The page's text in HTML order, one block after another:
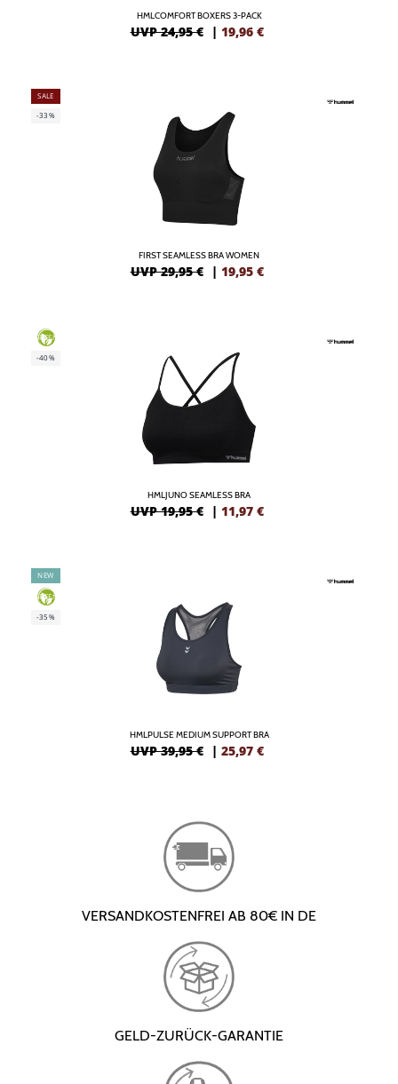
HMLCOMFORT BOXERS 3-PACK
UVP 24,95 € | 19,96 €
SALE
-33%
FIRST SEAMLESS BRA WOMEN
UVP 29,95 € | 19,95 €
GREEN
-40%
HMLJUNO SEAMLESS BRA
UVP 19,95 € | 11,97 €
NEW
GREEN
-35%
HMLPULSE MEDIUM SUPPORT BRA
UVP 39,95 € | 25,97 €
VERSANDKOSTENFREI AB 80€ IN DE
GELD-ZURÜCK-GARANTIE